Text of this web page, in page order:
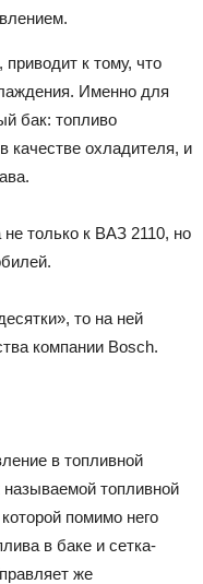
к тому, что
Именно для
бак: топливо
качестве охладителя, и
только к ВАЗ 2110, но
то на ней
компании Bosch.
в топливной
топливной
помимо него
в баке и сетка-
же